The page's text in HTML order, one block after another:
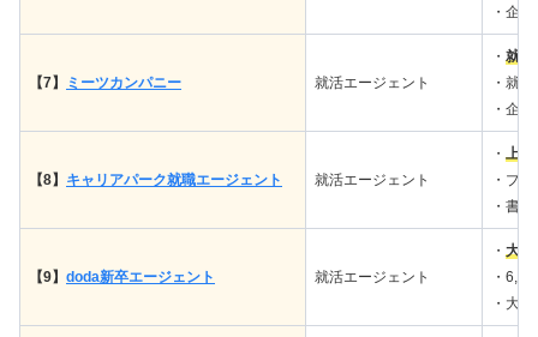
・企
【7】 ミーツカンパニー 就活エージェント
・ 就活
・就
・企
【8】 キャリアパーク就職エージェント 就活エージェント
・
上
・プ
・書
【9】 doda新卒エージェント 就活エージェント
・ 大手
・
・大